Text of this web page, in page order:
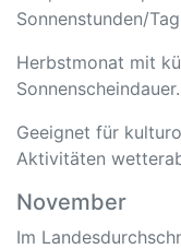
Sonnenstunden/
Herbstmonat mit
Sonnenscheindauer.
Geeignet für
Aktivitäten
November
Im